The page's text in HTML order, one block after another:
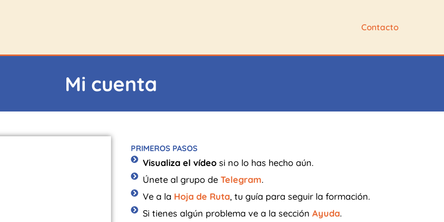
Contacto
Mi cuenta
PRIMEROS PASOS
Visualiza el vídeosi no lo has hecho aún.
Únete al grupo de Telegram.
Ve a la Hoja de Ruta, tu guía para seguir la formación.
Si tienes algún problema ve a la sección Ayuda.